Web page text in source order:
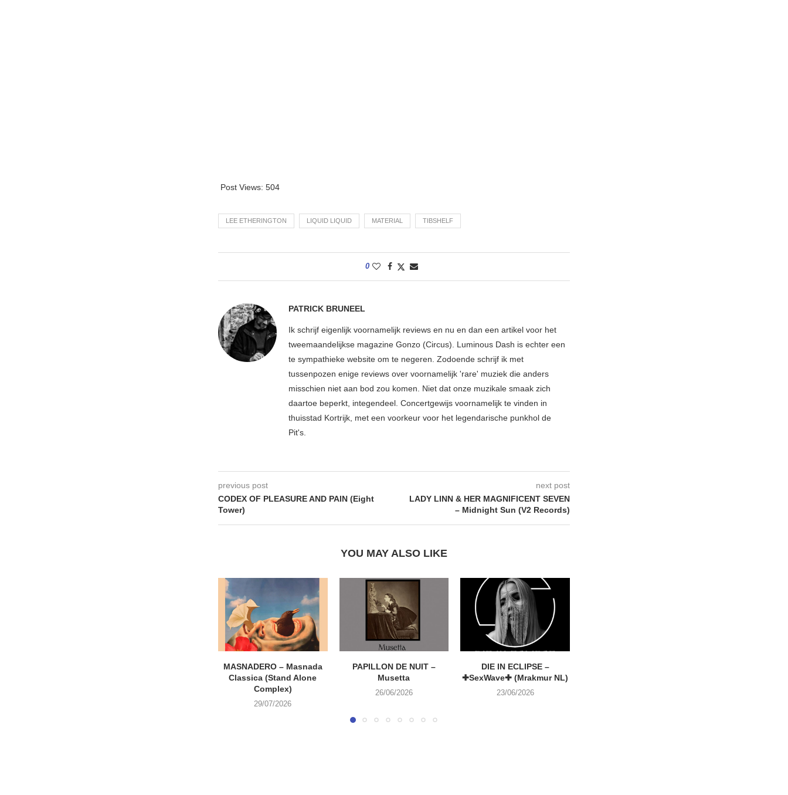
Post Views: 504
LEE ETHERINGTON LIQUID LIQUID MATERIAL TIBSHELF
0
PATRICK BRUNEEL
Ik schrijf eigenlijk voornamelijk reviews en nu en dan een artikel voor het
tweemaandelijkse magazine Gonzo (Circus). Luminous Dash is echter een
te sympathieke website om te negeren. Zodoende schrijf ik met
tussenpozen enige reviews over voornamelijk 'rare' muziek die anders
misschien niet aan bod zou komen. Niet dat onze muzikale smaak zich
daartoe beperkt, integendeel. Concertgewijs voornamelijk te vinden in
thuisstad Kortrijk, met een voorkeur voor het legendarische punkhol de
Pit's.
previous post
CODEX OF PLEASURE AND PAIN (Eight
Tower)
next post
LADY LINN & HER MAGNIFICENT SEVEN
– Midnight Sun (V2 Records)
YOU MAY ALSO LIKE
MASNADERO – Masnada
Classica (Stand Alone
Complex)
29/07/2026
PAPILLON DE NUIT –
Musetta
26/06/2026
DIE IN ECLIPSE –
✚SexWave✚ (Mrakmur NL)
23/06/2026